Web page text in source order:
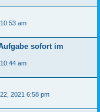
am
sofort im
am
2021 6:58 pm